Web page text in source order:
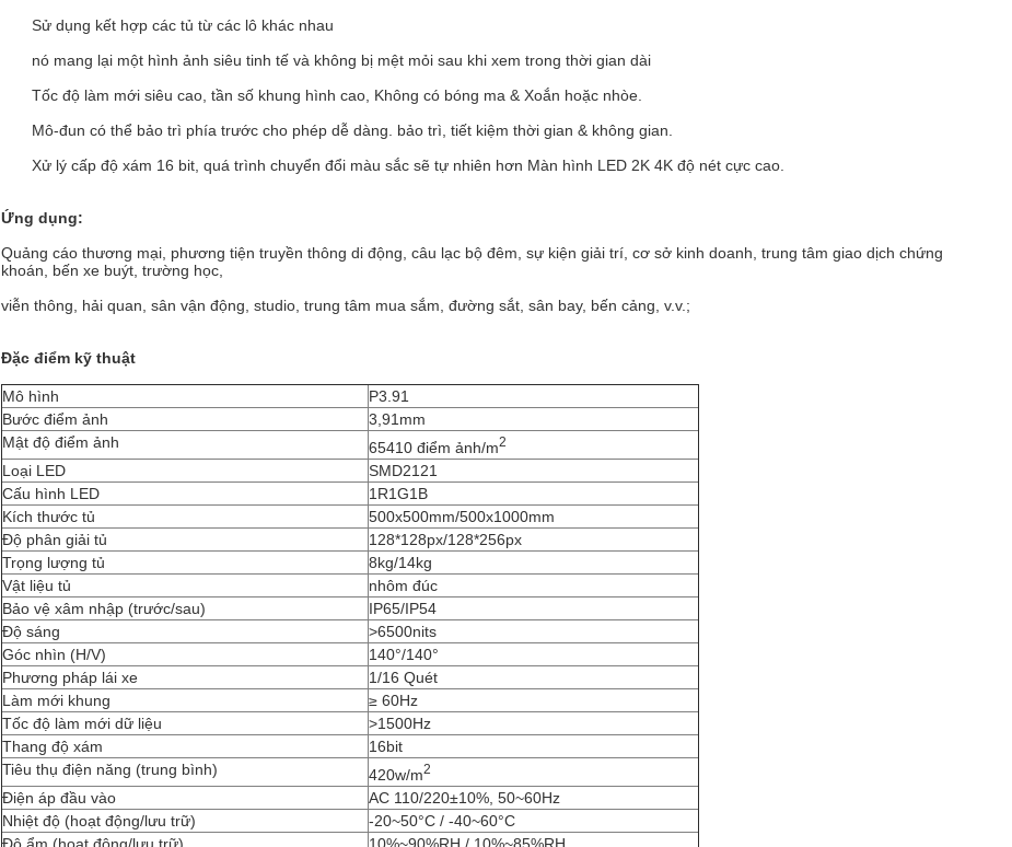
Sử dụng kết hợp các tủ từ các lô khác nhau
nó mang lại một hình ảnh siêu tinh tế và không bị mệt mỏi sau khi xem trong thời gian dài
Tốc độ làm mới siêu cao, tần số khung hình cao, Không có bóng ma & Xoắn hoặc nhòe.
Mô-đun có thể bảo trì phía trước cho phép dễ dàng. bảo trì, tiết kiệm thời gian & không gian.
Xử lý cấp độ xám 16 bit, quá trình chuyển đổi màu sắc sẽ tự nhiên hơn Màn hình LED 2K 4K độ nét cực cao.
Ứng dụng:
Quảng cáo thương mại, phương tiện truyền thông di động, câu lạc bộ đêm, sự kiện giải trí, cơ sở kinh doanh, trung tâm giao dịch chứng
khoán, bến xe buýt, trường học,
viễn thông, hải quan, sân vận động, studio, trung tâm mua sắm, đường sắt, sân bay, bến cảng, v.v.;
Đặc điểm kỹ thuật
Mô hình
P3.91
Bước điểm ảnh
3,91mm
Mật độ điểm ảnh
65410 điểm ảnh/m2
Loại LED
SMD2121
Cấu hình LED
1R1G1B
Kích thước tủ
500x500mm/500x1000mm
Độ phân giải tủ
128*128px/128*256px
Trọng lượng tủ
8kg/14kg
Vật liệu tủ
nhôm đúc
Bảo vệ xâm nhập (trước/sau)
IP65/IP54
Độ sáng
>6500nits
Góc nhìn (H/V)
140°/140°
Phương pháp lái xe
1/16 Quét
Làm mới khung
≥ 60Hz
Tốc độ làm mới dữ liệu
>1500Hz
Thang độ xám
16bit
Tiêu thụ điện năng (trung bình)
420w/m2
Điện áp đầu vào
AC 110/220±10%, 50~60Hz
Nhiệt độ (hoạt động/lưu trữ)
-20~50°C / -40~60°C